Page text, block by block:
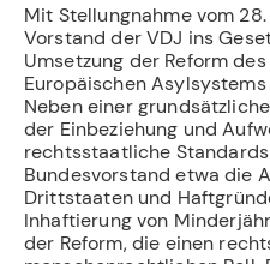
Mit Stellungnahme vom
Vorstand der VDJ ins
Umsetzung der Reform
Europäischen
Neben einer
der Einbeziehung und
rechtsstaatliche
Bundesvorstand etwa die
Drittstaaten und
Inhaftierung von
der Reform, die einen